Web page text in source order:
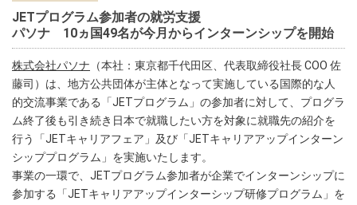
JETプログラム参加者の就労支援
パソナ 10ヵ国49名が今月からインターンシップを開始
株式会社パソナ （本社：東京都千代田区、代表取締役社長 COO 佐
藤司）は、地方公共団体が主体となって実施している国際的な人
的交流事業である「JETプログラム」の参加者に対して、プログラ
ム終了後も引き続き日本で就職したい方を対象に就職先の紹介を
行う「JETキャリアフェア」及び「JETキャリアアップインターン
シッププログラム」を実施いたします。
事業の一環で、JETプログラム参加者が企業でインターンシップに
参加する「JETキャリアアップインターシップ研修プログラム」を